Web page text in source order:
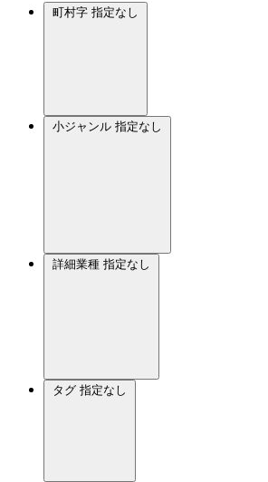
町村字 指定なし
小ジャンル 指定なし
詳細業種 指定なし
タグ 指定なし